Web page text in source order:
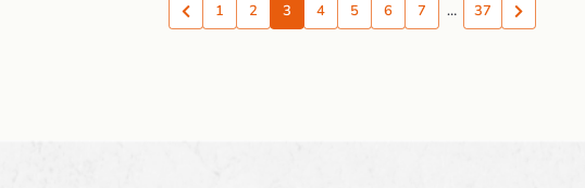
Anterior
1 2 3 4 5 6 7 … 37 Proxima